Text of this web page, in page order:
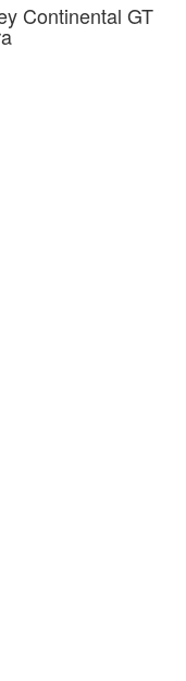
Continental GT